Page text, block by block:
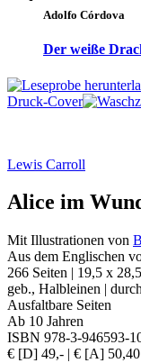
Adolfo Córdova
Der weiße
Druck-Cover
Lewis Carroll
Alice im
Mit Illustrationen von
Aus dem Englischen
266 Seiten | 19,5 x
geb., Halbleinen |
Ausfaltbare Seiten
Ab 10 Jahren
ISBN 978-3-946593-
€ [D] 49,- | € [A] 50,40